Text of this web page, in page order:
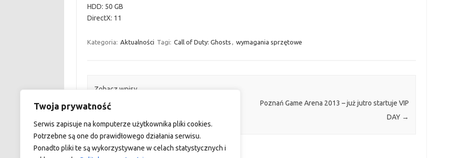
Twoja prywatność
Serwis zapisuje na komputerze użytkownika pliki cookies.
Potrzebne są one do prawidłowego działania serwisu.
Ponadto pliki te są wykorzystywane w celach statystycznych i
HDD: 50 GB
DirectX: 11
Kategoria: Aktualności Tagi: Call of Duty: Ghosts , wymagania sprzętowe
Zobacz wpisy
← Call of Duty: Ghosts – następny gameplay z
Poznań Game Arena 2013 – już jutro startuje VIP
DAY →